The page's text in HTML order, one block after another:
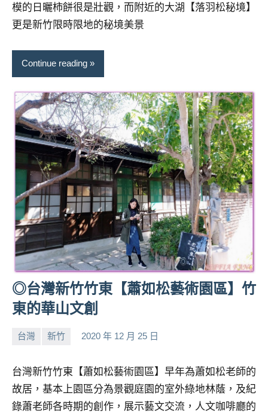
節
目
底、
節
目
主
持、
吳
哥
泰
國
旅
遊
書
者、
各
發
會
活
動
主
持、
模的日曬柿餅很是壯觀，而附近的大湖【落羽松秘境】
更是新竹限時限地的秘境美景
Continue reading
◎台灣新竹竹東【蕭如松藝術園區】竹
東的華山文創
台灣 新竹 2020 年 12 月 25 日
小
No
台灣新竹竹東【蕭如松藝術園區】早年為蕭如松老師的
故居，基本上園區分為景觀庭園的室外綠地林蔭，及紀
錄蕭老師各時期的創作，展示藝文交流，人文咖啡廳的